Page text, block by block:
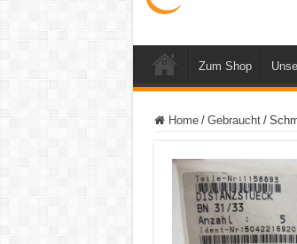
Zum Shop
Home / Gebraucht /